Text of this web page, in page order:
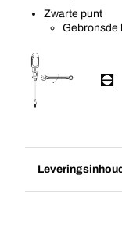
Zwarte punt
Gebronsde